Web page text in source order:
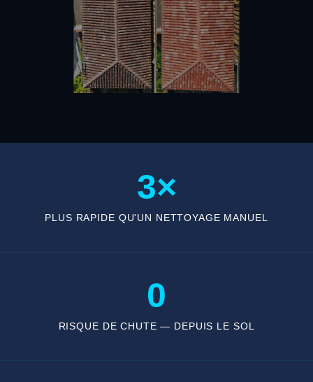
3×
PLUS RAPIDE QU'UN NETTOYAGE MANUEL
0
RISQUE DE CHUTE — DEPUIS LE SOL